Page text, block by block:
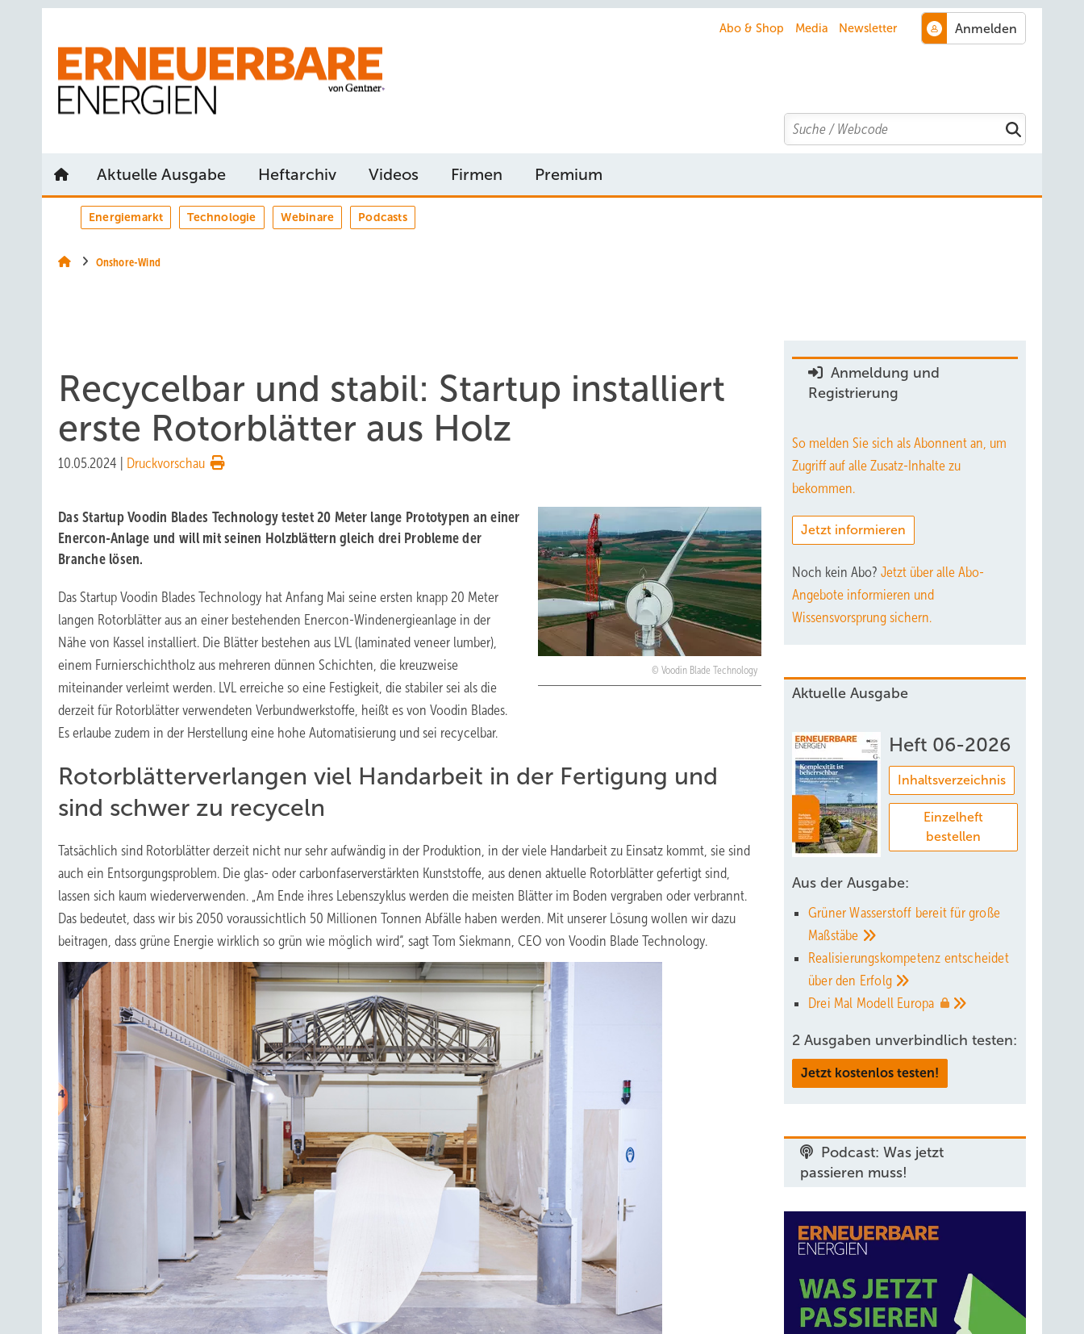
Abo & Shop Media Newsletter
Search
Aktuelle Ausgabe Heftarchiv Videos Firmen Premium
Energiemarkt Technologie Webinare Podcasts
Onshore-Wind
Recycelbar und stabil: Startup installiert
erste Rotorblätter aus Holz
10.05.2024 Druckvorschau
Voodin Blade Technology
Das Startup Voodin Blades Technology testet 20 Meter lange Prototypen an einer
Enercon-Anlage und will mit seinen Holzblättern gleich drei Probleme der
Branche lösen.
Das Startup Voodin Blades Technology hat Anfang Mai seine ersten knapp 20 Meter
langen Rotorblätter aus an einer bestehenden Enercon-Windenergieanlage in der
Nähe von Kassel installiert. Die Blätter bestehen aus LVL (laminated veneer lumber),
einem Furnierschichtholz aus mehreren dünnen Schichten, die kreuzweise
miteinander verleimt werden. LVL erreiche so eine Festigkeit, die stabiler sei als die
derzeit für Rotorblätter verwendeten Verbundwerkstoffe, heißt es von Voodin Blades.
Es erlaube zudem in der Herstellung eine hohe Automatisierung und sei recycelbar.
Rotorblätterverlangen viel Handarbeit in der Fertigung und
sind schwer zu recyceln
Tatsächlich sind Rotorblätter derzeit nicht nur sehr aufwändig in der Produktion, in der viele Handarbeit zu Einsatz kommt, sie sind
auch ein Entsorgungsproblem. Die glas- oder carbonfaserverstärkten Kunststoffe, aus denen aktuelle Rotorblätter gefertigt sind,
lassen sich kaum wiederverwenden. „Am Ende ihres Lebenszyklus werden die meisten Blätter im Boden vergraben oder verbrannt.
Das bedeutet, dass wir bis 2050 voraussichtlich 50 Millionen Tonnen Abfälle haben werden. Mit unserer Lösung wollen wir dazu
beitragen, dass grüne Energie wirklich so grün wie möglich wird“, sagt Tom Siekmann, CEO von Voodin Blade Technology.
Anmeldung und
Registrierung
So melden Sie sich als Abonnent an, um
Zugriff auf alle Zusatz-Inhalte zu
bekommen.
Jetzt informieren
Noch kein Abo? Jetzt über alle Abo-
Angebote informieren und
Wissensvorsprung sichern.
Aktuelle Ausgabe
Heft 06-2026
Inhaltsverzeichnis
Einzelheft
bestellen
Aus der Ausgabe:
Grüner Wasserstoff bereit für große
Maßstäbe
Realisierungskompetenz entscheidet
über den Erfolg
Drei Mal Modell Europa
2 Ausgaben unverbindlich testen:
Jetzt kostenlos testen!
Podcast: Was jetzt
passieren muss!